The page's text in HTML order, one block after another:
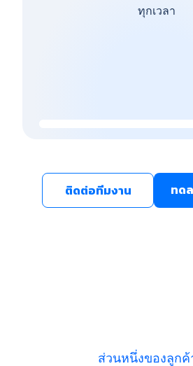
ทุกเวลา
ติดต่อทีมงาน ทด
ส่วนหนึ่งของลูกค้